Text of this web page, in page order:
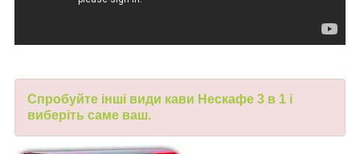
Спробуйте інші види кави Нескафе 3 в 1 і
виберіть саме ваш.